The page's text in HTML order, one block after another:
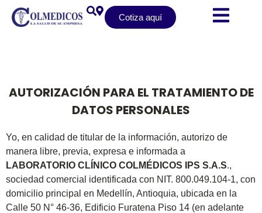
Cotiza aquí
AUTORIZACIÓN PARA EL TRATAMIENTO DE
DATOS PERSONALES
Yo, en calidad de titular de la información, autorizo de
manera libre, previa, expresa e informada a
LABORATORIO CLÍNICO COLMÉDICOS IPS S.A.S.,
sociedad comercial identificada con NIT. 800.049.104-1, con
domicilio principal en Medellín, Antioquia, ubicada en la
Calle 50 N° 46-36, Edificio Furatena Piso 14 (en adelante